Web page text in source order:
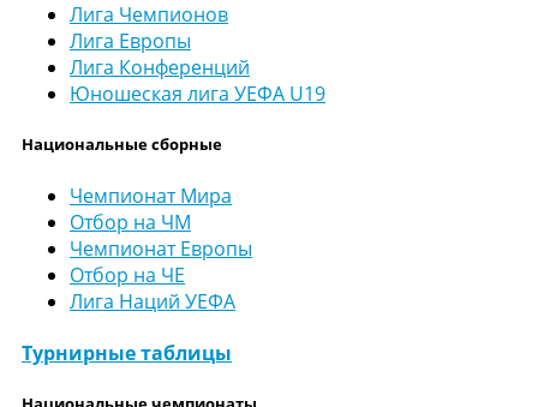
Лига Чемпионов
Лига Европы
Лига Конференций
Юношеская лига УЕФА U19
Национальные сборные
Чемпионат Мира
Отбор на ЧМ
Чемпионат Европы
Отбор на ЧЕ
Лига Наций УЕФА
Турнирные таблицы